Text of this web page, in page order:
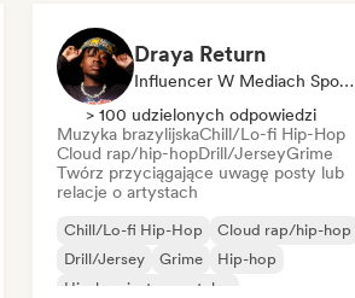
Draya Return
Influencer W Mediach Społecznościowych
> 100 udzielonych odpowiedzi
Muzyka brazylijskaChill/Lo-fi Hip-Hop
Cloud rap/hip-hopDrill/JerseyGrime
Twórz przyciągające uwagę posty lub
relacje o artystach
Chill/Lo-fi Hip-Hop
Cloud rap/hip-hop
Drill/Jersey
Grime
Hip-hop
Hip-hop instrumentalny